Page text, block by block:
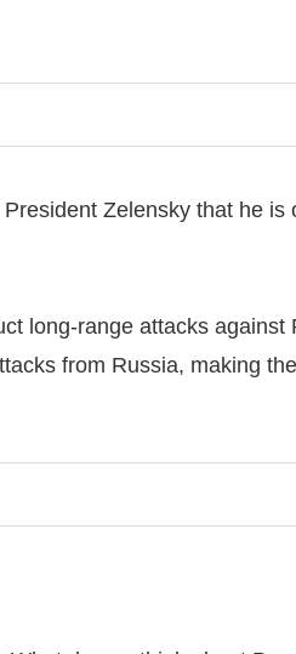
Zelensky that he
long-range attacks
from Russia, making